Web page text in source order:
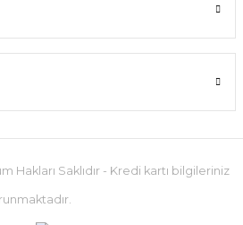
Hakları Saklıdır - Kredi kartı bilgileriniz